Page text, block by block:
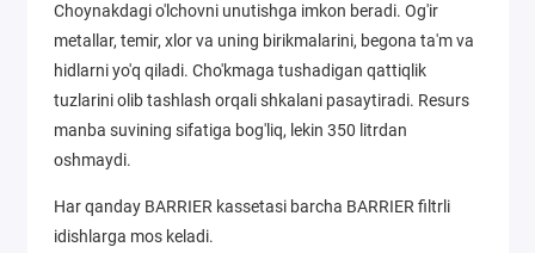
Choynakdagi o'lchovni unutishga imkon beradi. Og'ir
metallar, temir, xlor va uning birikmalarini, begona ta'm va
hidlarni yo'q qiladi. Cho'kmaga tushadigan qattiqlik
tuzlarini olib tashlash orqali shkalani pasaytiradi. Resurs
manba suvining sifatiga bog'liq, lekin 350 litrdan
oshmaydi.
Har qanday BARRIER kassetasi barcha BARRIER filtrli
idishlarga mos keladi.